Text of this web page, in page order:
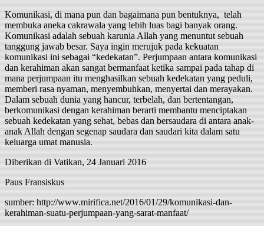
Komunikasi, di mana pun dan bagaimana pun bentuknya, telah
membuka aneka cakrawala yang lebih luas bagi banyak orang.
Komunikasi adalah sebuah karunia Allah yang menuntut sebuah
tanggung jawab besar. Saya ingin merujuk pada kekuatan
komunikasi ini sebagai “kedekatan”. Perjumpaan antara komunikasi
dan kerahiman akan sangat bermanfaat ketika sampai pada tahap di
mana perjumpaan itu menghasilkan sebuah kedekatan yang peduli,
memberi rasa nyaman, menyembuhkan, menyertai dan merayakan.
Dalam sebuah dunia yang hancur, terbelah, dan bertentangan,
berkomunikasi dengan kerahiman berarti membantu menciptakan
sebuah kedekatan yang sehat, bebas dan bersaudara di antara anak-
anak Allah dengan segenap saudara dan saudari kita dalam satu
keluarga umat manusia.
Diberikan di Vatikan, 24 Januari 2016
Paus Fransiskus
sumber: http://www.mirifica.net/2016/01/29/komunikasi-dan-
kerahiman-suatu-perjumpaan-yang-sarat-manfaat/